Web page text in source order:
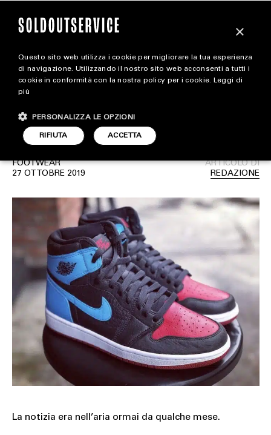
magazine
STYLE
FOOTWEAR
Primo sguardo alle Air
Jordan 1 “UNC To
Chicago”
FOOTWEAR
27 OTTOBRE 2019
ARTICOLO DI
REDAZIONE
La notizia era nell’aria ormai da qualche mese.
×
Questo sito web utilizza i cookie per migliorare la tua esperienza
di navigazione. Utilizzando il nostro sito web acconsenti a tutti i
cookie in conformità con la nostra policy per i cookie. Leggi di
più
ACCETTA
RIFIUTA
PERSONALIZZA LE OPZIONI